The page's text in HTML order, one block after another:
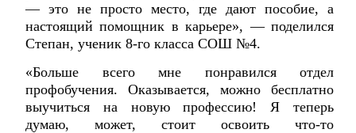
— это не просто место, где дают пособие, а
настоящий помощник в карьере», — поделился
Степан, ученик 8‑го класса СОШ №4.
«Больше всего мне понравился отдел
профобучения. Оказывается, можно бесплатно
выучиться на новую профессию! Я теперь
думаю, может, стоит освоить что‑то